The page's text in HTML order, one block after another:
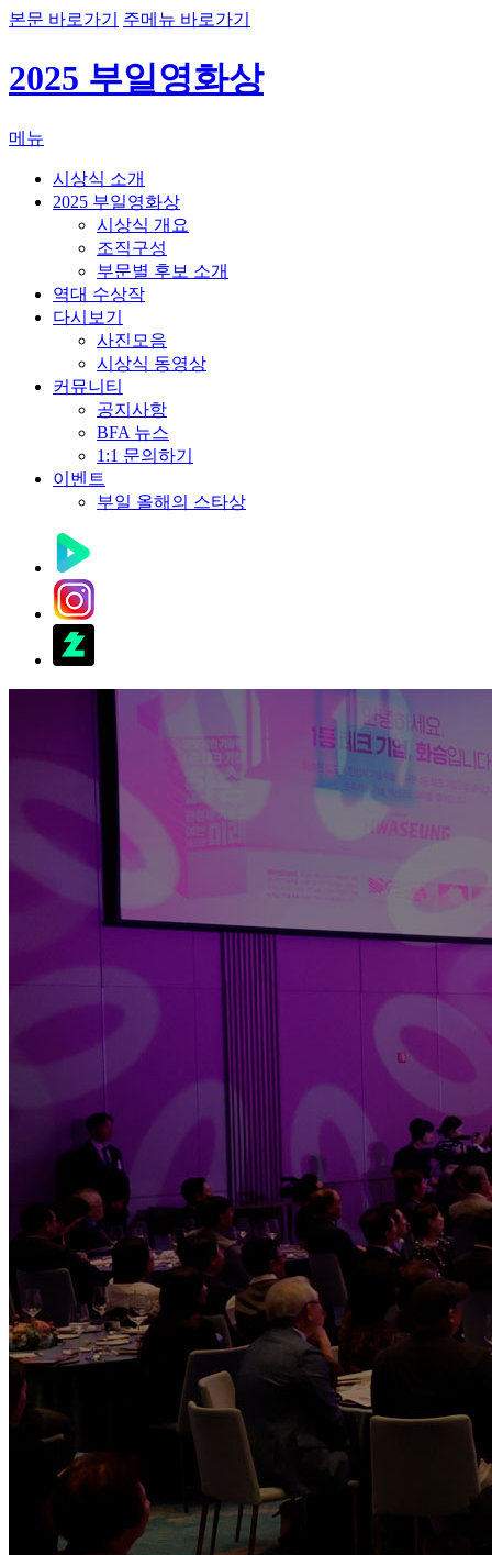
본문 바로가기 주메뉴 바로가기
2025 부일영화상
메뉴
시상식 소개
2025 부일영화상
시상식 개요
조직구성
부문별 후보 소개
역대 수상작
다시보기
사진모음
시상식 동영상
커뮤니티
공지사항
BFA 뉴스
1:1 문의하기
이벤트
부일 올해의 스타상